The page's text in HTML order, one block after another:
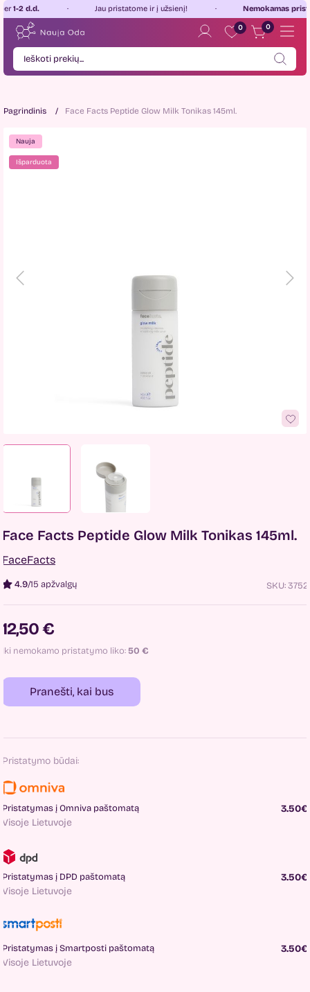
d.d. Jau pristatome ir į užsienį! Nemokamas
0 0
Pagrindinis Face Facts Peptide Glow Milk Tonikas 145ml.
Nauja
Išparduota
Face Facts Peptide Glow Milk Tonikas 145ml.
FaceFacts
4.9/15 apžvalgų SKU:3752
12,50 €
Iki nemokamo pristatymo liko:50 €
Pranešti, kai bus
Pristatymo būdai:
Pristatymas į Omniva paštomatą
Visoje Lietuvoje
3.50€
Pristatymas į DPD paštomatą
Visoje Lietuvoje
3.50€
Pristatymas į Smartposti paštomatą
Visoje Lietuvoje
3.50€